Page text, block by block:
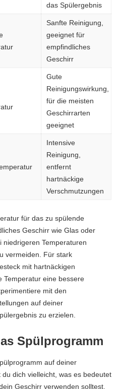
das Spülergebnis
Sanfte Reinigung,
geeignet für
empfindliches
Geschirr
Gute
Reinigungswirkung,
für die meisten
Geschirrarten
geeignet
Intensive
Reinigung,
entfernt
hartnäckige
Verschmutzungen
für das zu spülende
Geschirr wie Glas oder
niedrigeren Temperaturen
vermeiden. Für stark
mit hartnäckigen
Temperatur eine bessere
mit den
auf deiner
zu erzielen.
Spülprogramm
auf deiner
dich vielleicht, was es bedeutet
Geschirr verwenden solltest.